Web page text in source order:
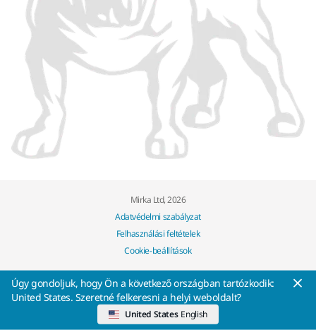
Mirka Ltd, 2026
Adatvédelmi szabályzat
Felhasználási feltételek
Cookie-beállítások
Úgy gondoljuk, hogy Ön a következő országban tartózkodik:
United States. Szeretné felkeresni a helyi weboldalt?
United States English